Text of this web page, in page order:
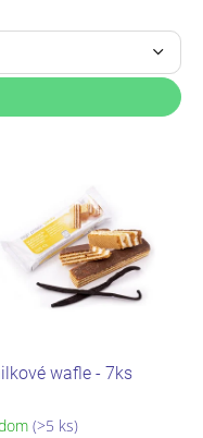
wafle - 7ks
(>5 ks)